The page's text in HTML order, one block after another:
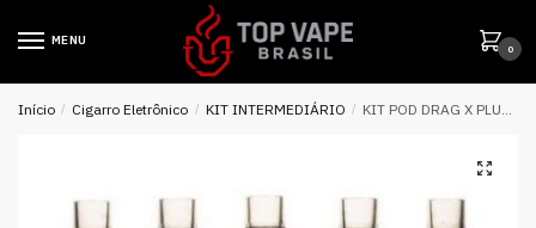
MENU
0
Início / Cigarro Eletrônico / KIT INTERMEDIÁRIO / KIT POD DRAG X PLUS 100W TANK – VOOPOO